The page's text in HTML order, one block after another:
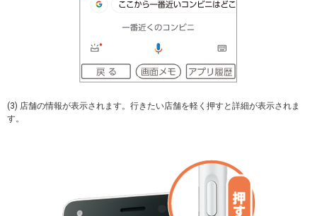
(3) 店舗の情報が表示されます。行きたい店舗を軽く押すと詳細が表示されま
す。